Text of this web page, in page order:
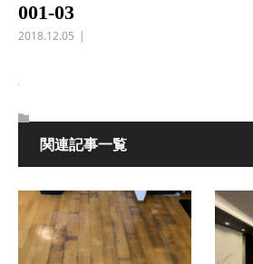
001-03
2018.12.05
関連記事一覧